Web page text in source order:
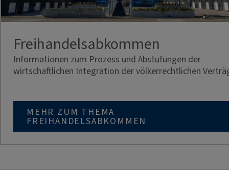
Freihandelsabkommen
Informationen zum Prozess und Abstufungen der
wirtschaftlichen Integration der völkerrechtlichen
MEHR ZUM THEMA
FREIHANDELSABKOMMEN